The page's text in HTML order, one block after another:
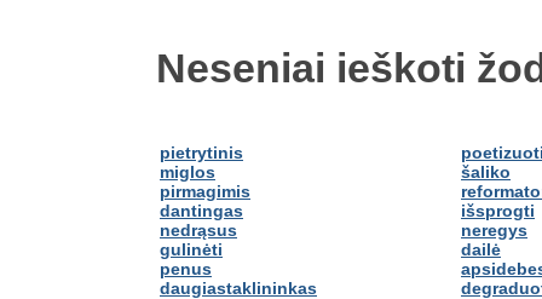
Neseniai ieškoti
pietrytinis
miglos
pirmagimis
dantingas
nedrąsus
gulinėti
penus
daugiastaklininkas
šaliko
išsprogti
neregys
dailė